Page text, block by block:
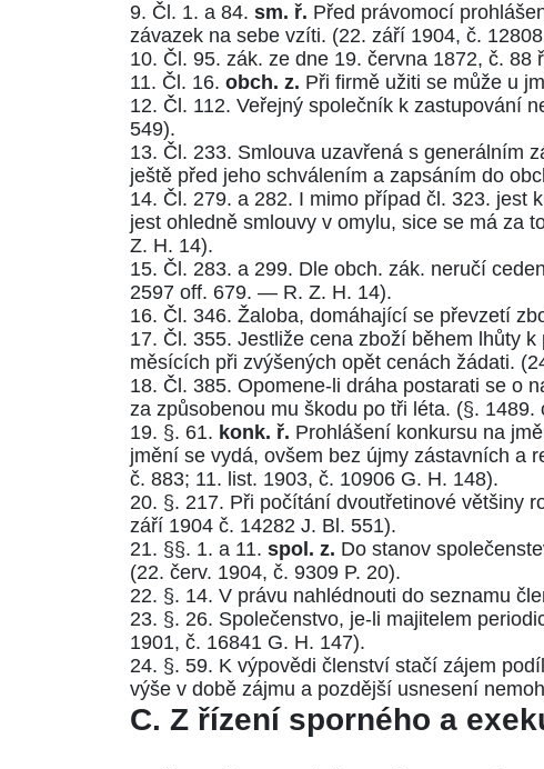
9. Čl. 1. a 84. sm. ř. Před právomocí
závazek na sebe vzíti. (22. září 1904, č.
10. Čl. 95. zák. ze dne 19. června 1872, č. 88
11. Čl. 16. obch. z. Při firmě užiti se může u
12. Čl. 112. Veřejný společník k zastupování
549).
13. Čl. 233. Smlouva uzavřená s generálním
ještě před jeho schválením a zapsáním do
14. Čl. 279. a 282. I mimo případ čl. 323. jest
jest ohledně smlouvy v omylu, sice se má za
Z. H. 14).
15. Čl. 283. a 299. Dle obch. zák. neručí
2597 off. 679. — R. Z. H. 14).
16. Čl. 346. Žaloba, domáhající se převzetí
17. Čl. 355. Jestliže cena zboží během lhůty
měsících při zvýšených opět cenách žádati. (
18. Čl. 385. Opomene-li dráha postarati se o
za způsobenou mu škodu po tři léta. (§. 1489.
19. §. 61. konk. ř. Prohlášení konkursu na
jmění se vydá, ovšem bez újmy zástavních a
č. 883; 11. list. 1903, č. 10906 G. H. 148).
20. §. 217. Při počítání dvoutřetinové většiny
září 1904 č. 14282 J. Bl. 551).
21. §§. 1. a 11. spol. z. Do stanov
(22. červ. 1904, č. 9309 P. 20).
22. §. 14. V právu nahlédnouti do seznamu
23. §. 26. Společenstvo, je-li majitelem
1901, č. 16841 G. H. 147).
24. §. 59. K výpovědi členství stačí zájem
výše v době zájmu a pozdější usnesení
C. Z řízení sporného a